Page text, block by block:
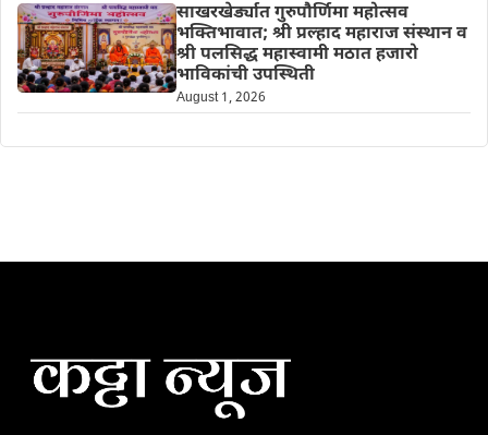
साखरखेर्ड्यात गुरुपौर्णिमा महोत्सव
भक्तिभावात; श्री प्रल्हाद महाराज संस्थान व
श्री पलसिद्ध महास्वामी मठात हजारो
भाविकांची उपस्थिती
August 1, 2026